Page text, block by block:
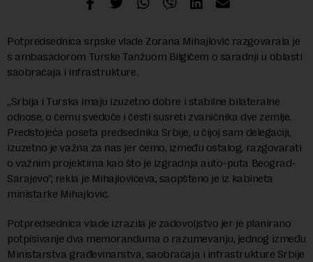
Potpredsednica srpske vlade Zorana Mihajlović razgovarala je
s ambasadorom Turske Tanžuom Bilgičem o saradnji u oblasti
saobraćaja i infrastrukture.
„Srbija i Turska imaju izuzetno dobre i stabilne bilateralne
odnose, o čemu svedoče i česti susreti zvaničnika dve zemlje.
Predstojeća poseta predsednika Srbije, u čijoj sam delegaciji,
izuzetno je važna za nas jer ćemo, između ostalog, razgovarati
o važnim projektima kao što je izgradnja auto-puta Beograd-
Sarajevo”, rekla je Mihajlovićeva, saopšteno je iz kabineta
ministarke Mihajlović.
Potpredsednica vlade izrazila je zadovoljstvo jer je planirano
potpisivanje dva memoranduma o razumevanju, jednog između
Ministarstva građevinarstva, saobraćaja i infrastrukture Srbije